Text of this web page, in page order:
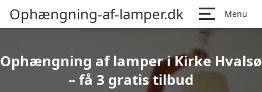
Ophængning-af-lamper.dk Menu
Ophængning af lamper i Kirke Hvalsø
– få 3 gratis tilbud